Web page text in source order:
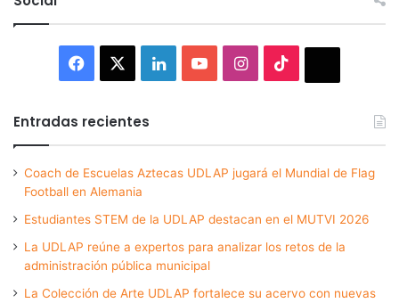
Facebook LinkedInYouTubeInstagram
Entradas recientes
Coach de Escuelas Aztecas UDLAP jugará el Mundial de Flag
Football en Alemania
Estudiantes STEM de la UDLAP destacan en el MUTVI 2026
La UDLAP reúne a expertos para analizar los retos de la
administración pública municipal
La Colección de Arte UDLAP fortalece su acervo con nuevas